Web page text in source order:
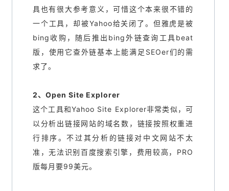
具也有很大参考意义，可惜这个本来很不错的
一个工具，却被Yahoo给关闭了。但雅虎是被
bing收购，随后推出bing外链查询工具beat
版，使用它查外链基本上能满足SEOer们的需
求了。
2、Open Site Explorer
这个工具和Yahoo Site Explorer非常类似，可
以分析出链接网站的域名数，链接按照权重进
行排序。不过其分析的链接对中文网站不太
准，无法识别百度搜索引擎，费用较高，PRO
版每月要99美元。